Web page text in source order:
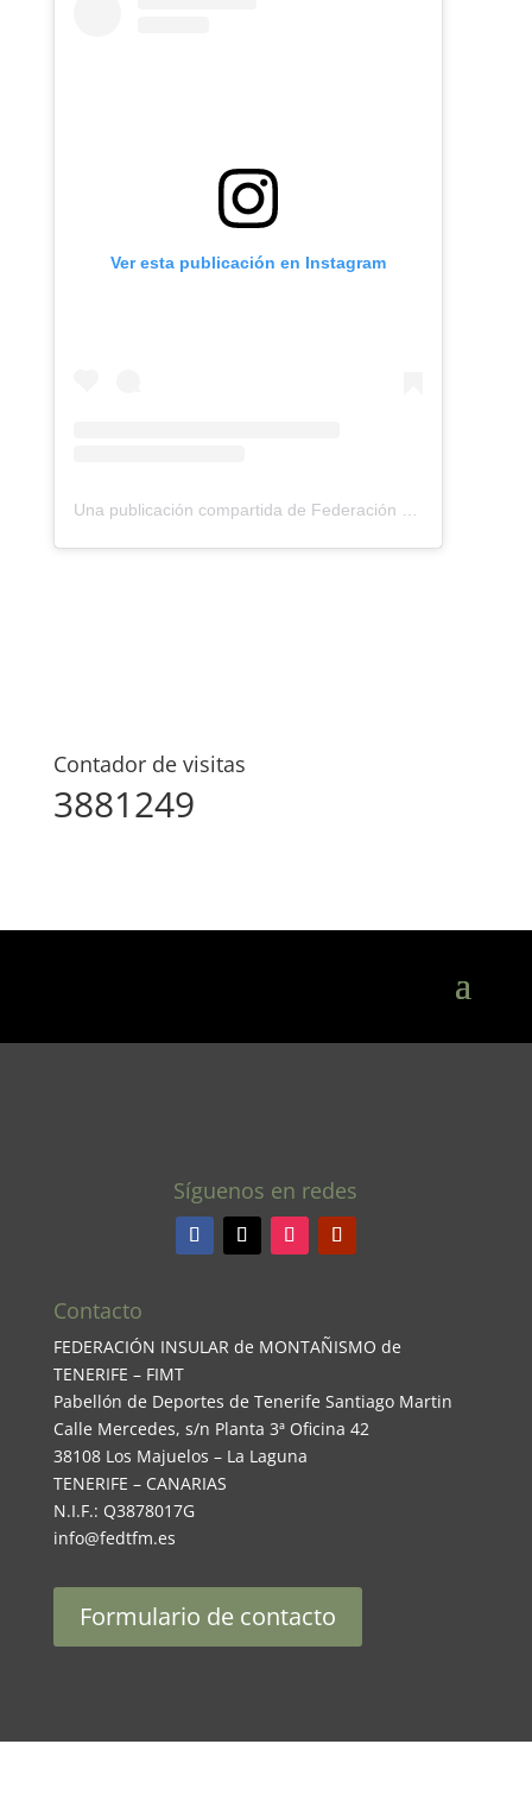
Ver esta publicación en Instagram
Una publicación compartida de Federación Montañismo Tenerife (@federacion_montanismo_tenerife)
Contador de visitas
3881249
Síguenos en redes
Contacto
FEDERACIÓN INSULAR de MONTAÑISMO de
TENERIFE – FIMT
Pabellón de Deportes de Tenerife Santiago Martin
Calle Mercedes, s/n Planta 3ª Oficina 42
38108 Los Majuelos – La Laguna
TENERIFE – CANARIAS
N.I.F.: Q3878017G
info@fedtfm.es
Formulario de contacto